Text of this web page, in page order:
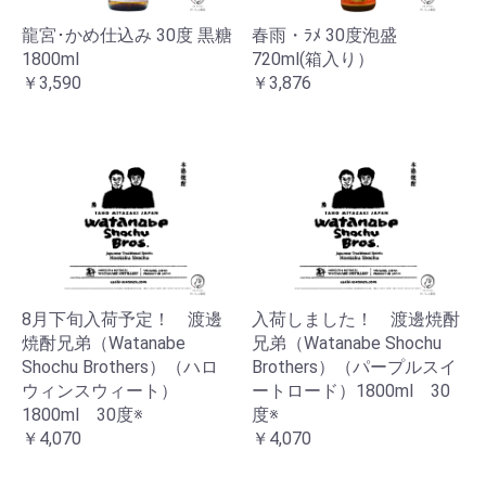
龍宮･かめ仕込み 30度 黒糖
1800ml
￥3,590
春雨・ﾗﾒ 30度泡盛
720ml(箱入り）
￥3,876
8月下旬入荷予定！ 渡邊
焼酎兄弟（Watanabe
Shochu Brothers）（ハロ
ウィンスウィート）
1800ml 30度※
￥4,070
入荷しました！ 渡邊焼酎
兄弟（Watanabe Shochu
Brothers）（パープルスイ
ートロード）1800ml 30
度※
￥4,070